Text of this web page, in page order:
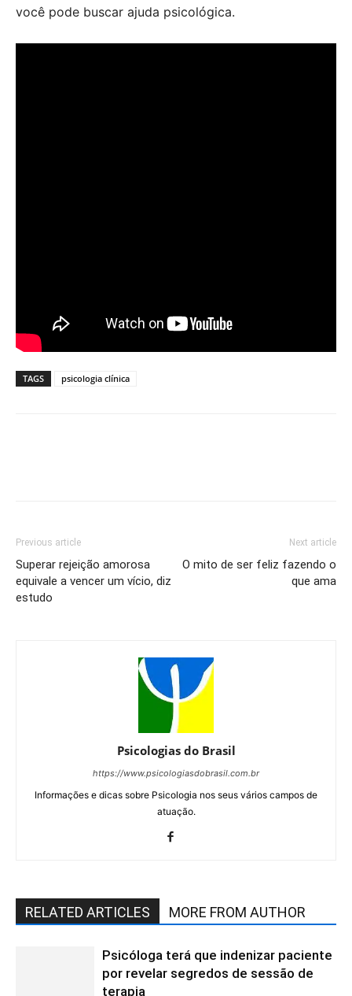
você pode buscar ajuda psicológica.
TAGS psicologia clínica
Previous article
Superar rejeição amorosa
equivale a vencer um vício, diz
estudo
Next article
O mito de ser feliz fazendo o
que ama
Psicologias do Brasil
https://www.psicologiasdobrasil.com.br
Informações e dicas sobre Psicologia nos seus vários campos de
atuação.
RELATED ARTICLES MORE FROM AUTHOR
Psicóloga terá que indenizar paciente
por revelar segredos de sessão de
terapia